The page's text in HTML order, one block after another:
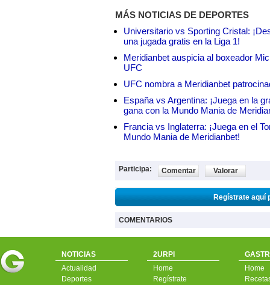
MÁS NOTICIAS DE DEPORTES
Universitario vs Sporting Cristal:
una jugada gratis en la Liga 1!
Meridianbet auspicia al boxeador
UFC
UFC nombra a Meridianbet
España vs Argentina: ¡Juega en la
gana con la Mundo Mania de
Francia vs Inglaterra: ¡Juega en el
Mundo Mania de Meridianbet!
Participa: Comentar Valorar
Regístrate aquí
COMENTARIOS
NOTICIAS
Actualidad
Deportes
2URPI
Home
Regístrate
Home